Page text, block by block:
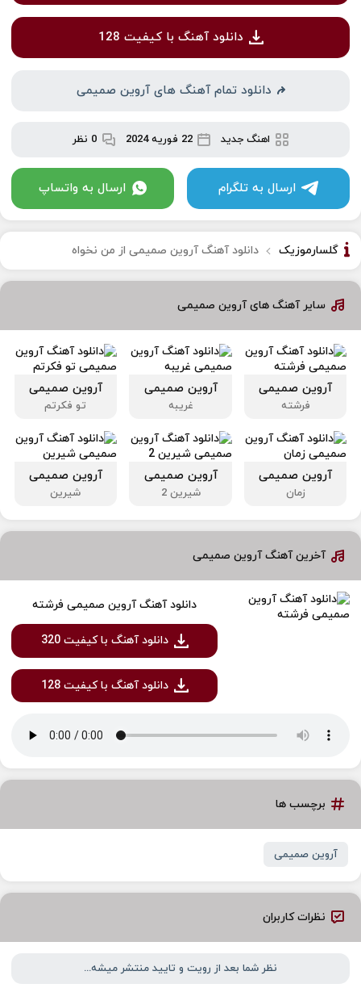
دانلود آهنگ با کیفیت 128
دانلود تمام آهنگ های آروین صمیمی
اهنگ جدید 22 فوریه 2024 0 نظر
ارسال به تلگرام ارسال به واتساپ
گلسارموزیک دانلود آهنگ آروین صمیمی از من نخواه
سایر آهنگ های آروین صمیمی
آروین صمیمی
فرشته
آروین صمیمی
غریبه
آروین صمیمی
تو فکرتم
آروین صمیمی
زمان
آروین صمیمی
شیرین 2
آروین صمیمی
شیرین
آخرین آهنگ آروین صمیمی
دانلود آهنگ آروین صمیمی فرشته
دانلود آهنگ با کیفیت 320
دانلود آهنگ با کیفیت 128
برچسب ها
آروین صمیمی
نظرات کاربران
نظر شما بعد از رویت و تایید منتشر میشه...